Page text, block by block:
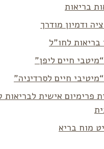
בריאות
ודמיון מודרך
בריאות לחו”ל
חיים ליפן”
חיים לסרדיניה”
פרימיום אישית לבריאות
מוח בריא